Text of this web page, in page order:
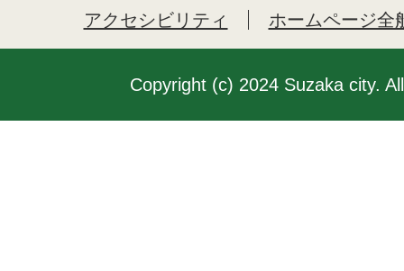
アクセシビリティ
ホームページ全
Copyright (c) 2024 Suzaka city.